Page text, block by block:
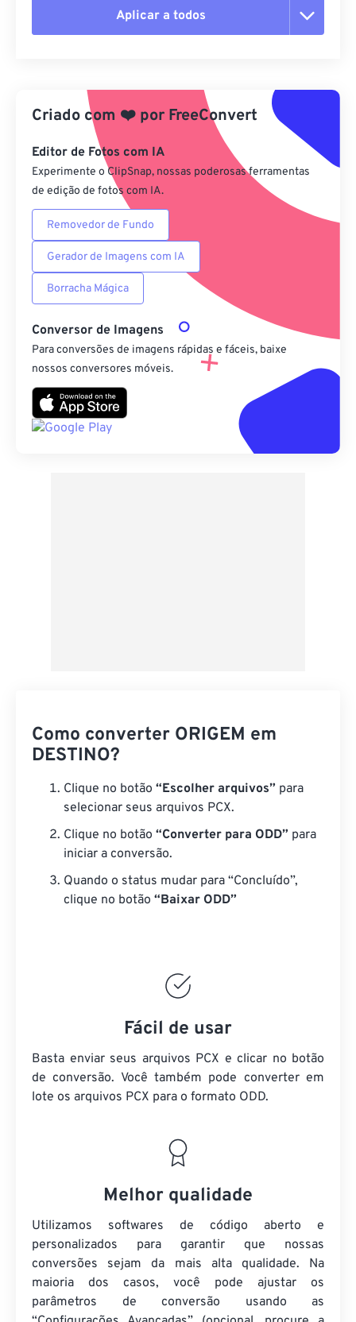
Aplicar a todos
Aplicar a partir da predefinição
Salvar como predefinição
Criado com ❤️ por FreeConvert
Editor de Fotos com IA
Experimente o ClipSnap, nossas poderosas ferramentas
de edição de fotos com IA.
Removedor de Fundo
Gerador de Imagens com IA
Borracha Mágica
Conversor de Imagens
Para conversões de imagens rápidas e fáceis, baixe
nossos conversores móveis.
Como converter ORIGEM em
DESTINO?
Clique no botão “Escolher arquivos” para
selecionar seus arquivos PCX.
Clique no botão “Converter para ODD” para
iniciar a conversão.
Quando o status mudar para “Concluído”,
clique no botão “Baixar ODD”
Fácil de usar
Basta enviar seus arquivos PCX e clicar no botão
de conversão. Você também pode converter em
lote os arquivos PCX para o formato ODD.
Melhor qualidade
Utilizamos softwares de código aberto e
personalizados para garantir que nossas
conversões sejam da mais alta qualidade. Na
maioria dos casos, você pode ajustar os
parâmetros de conversão usando as